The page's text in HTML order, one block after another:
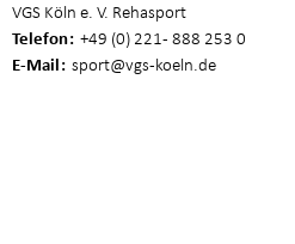
VGS Köln e. V. Rehasport
Telefon +49 (0) 221 - 888 253 0
E-Mail sport@vgs-koeln.de